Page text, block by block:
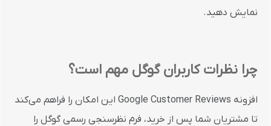
نمایش دهید.
چرا نظرات کاربران گوگل مهم است؟
افزونه Google Customer Reviews این امکان را فراهم می‌کند
تا مشتریان شما پس از خرید، فرم نظرسنجی رسمی گوگل را